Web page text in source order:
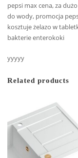
pepsi max cena, za
do wody, promocja
kosztuje żelazo w
bakterie enterokoki
yyyyy
Related products